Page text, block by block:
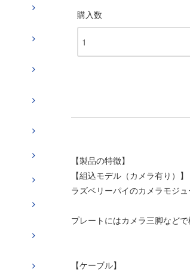
購入数
【製品の特徴】
【組込モデル（カメラ有り）】
ラズベリーパイのカメラモジ
プレートにはカメラ三脚など
【ケーブル】